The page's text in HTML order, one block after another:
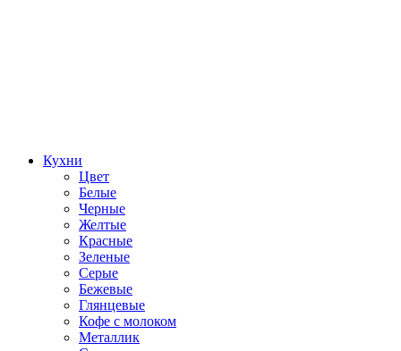
Кухни
Цвет
Белые
Черные
Желтые
Красные
Зеленые
Серые
Бежевые
Глянцевые
Кофе с молоком
Металлик